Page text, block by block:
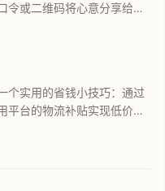
令或二维码将心意分享给好
举措标志着淘宝与微信在支
个实用的省钱小技巧：通过
平台的物流补贴实现低价发
丰和京东也有大额优惠，